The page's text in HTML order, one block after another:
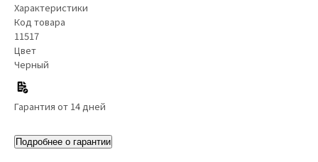
Характеристики
Код товара
11517
Цвет
Черный
Гарантия от 14 дней
Подробнее о гарантии